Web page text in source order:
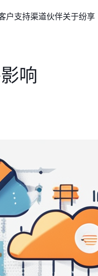
户支持渠道伙伴关于纷享
响